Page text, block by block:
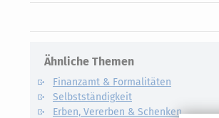
Ähnliche Themen
Finanzamt & Formalitäten
Selbstständigkeit
Erben, Vererben & Schenken